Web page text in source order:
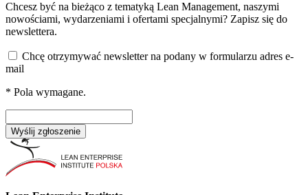
Chcesz być na bieżąco z tematyką Lean Management, naszymi
nowościami, wydarzeniami i ofertami specjalnymi? Zapisz się do
newslettera.
Chcę otrzymywać newsletter na podany w formularzu adres e-
mail
* Pola wymagane.
Wyślij zgłoszenie